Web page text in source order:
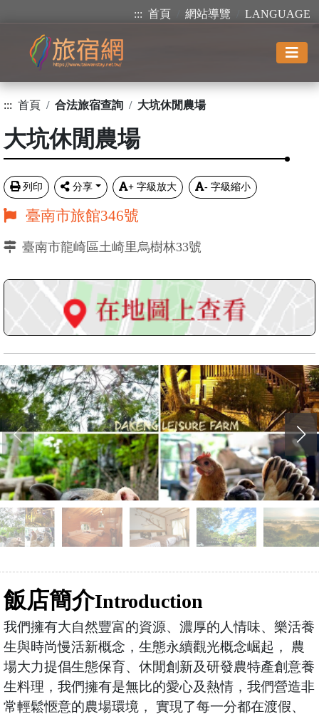
::: 首頁 網站導覽 LANGUAGE
::: 首頁 合法旅宿查詢 大坑休閒農場
大坑休閒農場
列印 分享 + 字級放大 - 字級縮小
臺南市旅館346號
臺南市龍崎區土崎里烏樹林33號
飯店簡介Introduction
我們擁有大自然豐富的資源、濃厚的人情味、樂活養
生與時尚慢活新概念，生態永續觀光概念崛起， 農
場大力提倡生態保育、休閒創新及研發農特產創意養
生料理，我們擁有是無比的愛心及熱情，我們營造非
常輕鬆愜意的農場環境， 實現了每一分都在渡假、